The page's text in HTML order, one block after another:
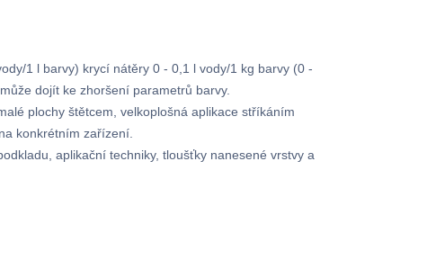
1 l barvy) krycí nátěry 0 - 0,1 l vody/1 kg barvy (0 -
dojít ke zhoršení parametrů barvy.
plochy štětcem, velkoplošná aplikace stříkáním
konkrétním zařízení.
aplikační techniky, tloušťky nanesené vrstvy a